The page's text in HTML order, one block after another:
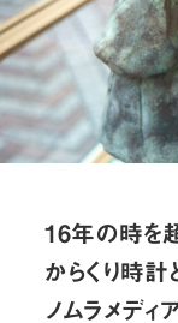
プライバシーポリ
ご利用規約・免責
© NOMURA medias
16年の時を超
からくり時計
ノムラメデ